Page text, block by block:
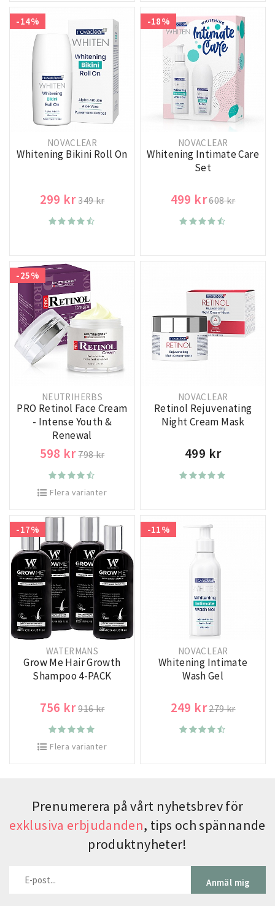
-14%
NOVACLEAR
Whitening Bikini Roll On
299 kr349 kr
-18%
NOVACLEAR
Whitening Intimate Care
Set
499 kr608 kr
-25%
NEUTRIHERBS
PRO Retinol Face Cream
- Intense Youth &
Renewal
598 kr798 kr
Flera varianter
NOVACLEAR
Retinol Rejuvenating
Night Cream Mask
499 kr
-17%
WATERMANS
Grow Me Hair Growth
Shampoo 4-PACK
756 kr916 kr
Flera varianter
-11%
NOVACLEAR
Whitening Intimate
Wash Gel
249 kr279 kr
Prenumerera på vårt nyhetsbrev för
exklusiva erbjudanden, tips och spännande
produktnyheter!
Anmäl mig